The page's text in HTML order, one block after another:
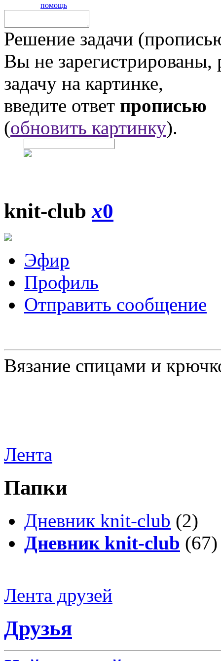
помощь
Решение задачи
Вы не
задачу на картинке,
введите ответ прописью
(обновить картинку).
knit-clubx0
Эфир
Профиль
Отправить сообщение
Вязание спицами и
Лента
Папки
Дневник knit-club (2)
Дневник knit-club (67)
Лента друзей
Друзья